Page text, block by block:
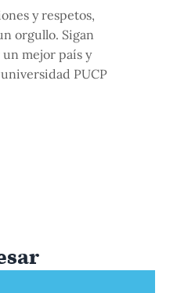
y respetos,
orgullo. Sigan
mejor país y
PUCP